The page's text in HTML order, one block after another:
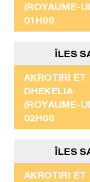
(ROYAUME-
01H00
ÎLES
AKROTIRI ET
DHEKELIA
(ROYAUME-
02H00
ÎLES
AKROTIRI ET